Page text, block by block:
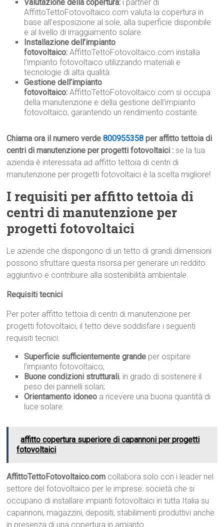
Valutazione della copertura: i partner di
AffittoTettoFotovoltaico.com valuta la copertura in
base all’esposizione al sole, alla superficie disponibile
e al livello di irraggiamento solare.
Installazione dell’impianto
fotovoltaico: AffittoTettoFotovoltaico.com installa
l’impianto fotovoltaico utilizzando materiali e
tecnologie di alta qualità.
Gestione dell’impianto
fotovoltaico: AffittoTettoFotovoltaico.com si occupa
della manutenzione e della gestione dell’impianto
fotovoltaico, garantendo un rendimento costante.
Chiama ora il numero verde800955358 per affitto tettoia di
centri di manutenzione per progetti fotovoltaici : se la tua
azienda è interessata ad affitto tettoia di centri di
manutenzione per progetti fotovoltaici è la scelta migliore!
I requisiti per affitto tettoia di
centri di manutenzione per
progetti fotovoltaici
Le aziende che dispongono di un tetto di grandi dimensioni
possono sfruttare questa risorsa per generare un reddito
aggiuntivo e contribuire alla sostenibilità ambientale.
Requisiti tecnici
Per poter affitto tettoia di centri di manutenzione per
progetti fotovoltaici, il tetto deve soddisfare i seguenti
requisiti tecnici:
Superficie sufficientemente grande per ospitare
l’impianto fotovoltaico;
Buone condizioni strutturali, in grado di sostenere il
peso dei pannelli solari;
Orientamento idoneo a ricevere una buona quantità di
luce solare.
affitto copertura superiore di capannoni per progetti
fotovoltaici
AffittoTettoFotovoltaico.com collabora solo con i leader nel
settore del fotovoltaico per le imprese: società che si
occupano di installare impianti fotovoltaici in tutta Italia su
capannoni, magazzini, depositi, stabilimenti produttivi anche
in presenza di una copertura in amianto.